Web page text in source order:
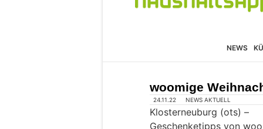
NEWS
woomige
24.11.22 NEWS AKTUELL
Klosterneuburg (ots) –
Geschenketipps von